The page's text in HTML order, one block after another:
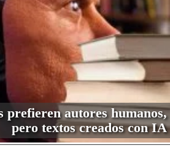
prefieren autores humanos,
pero textos creados con IA